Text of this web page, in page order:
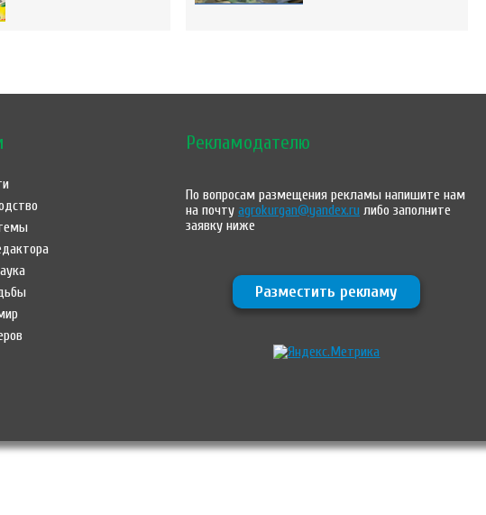
Рекламодателю
По вопросам размещения рекламы напишите нам
на почтуagrokurgan@yandex.ru либо заполните
заявку ниже
Разместить рекламу